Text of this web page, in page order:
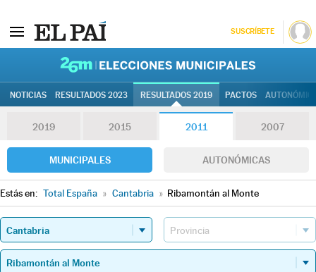
SUSCRÍBETE
NOTICIAS RESULTADOS 2023 RESULTADOS 2019 PACTOS
2019 2015 2011 2007
MUNICIPALES AUTONÓMICAS
Estás en: Total España » Cantabria » Ribamontán al Monte